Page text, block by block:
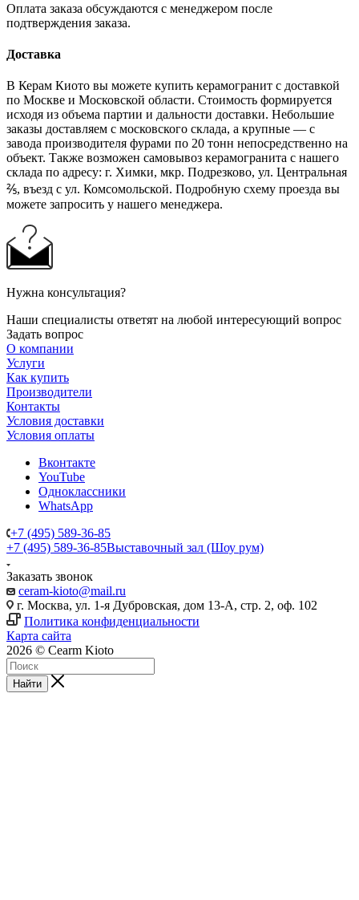
Оплата заказа обсуждаются с менеджером после
подтверждения заказа.
Доставка
В Керам Киото вы можете купить керамогранит с доставкой
по Москве и Московской области. Стоимость формируется
исходя из объема партии и дальности доставки. Небольшие
заказы доставляем с московского склада, а крупные — с
завода производителя фурами по 20 тонн непосредственно на
объект. Также возможен самовывоз керамогранита с нашего
склада по адресу: г. Химки, мкр. Подрезково, ул. Центральная
⅖, въезд с ул. Комсомольской. Подробную схему проезда вы
можете запросить у нашего менеджера.
Нужна консультация?
Наши специалисты ответят на любой интересующий вопрос
Задать вопрос
О компании
Услуги
Как купить
Производители
Контакты
Условия доставки
Условия оплаты
Вконтакте
YouTube
Одноклассники
WhatsApp
+7 (495) 589-36-85
+7 (495) 589-36-85Выставочный зал (Шоу рум)
Заказать звонок
ceram-kioto@mail.ru
г. Москва, ул. 1-я Дубровская, дом 13-А, стр. 2, оф. 102
Политика конфиденциальности
Карта сайта
2026 © Cearm Kioto
Найти